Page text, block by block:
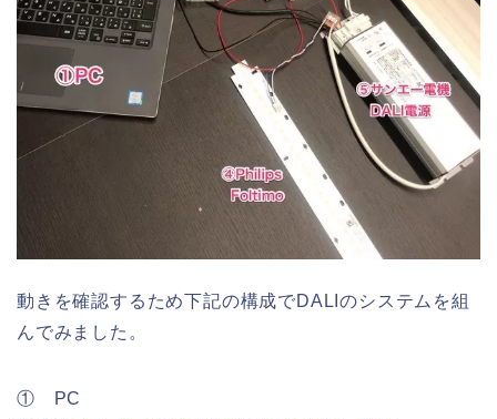
動きを確認するため下記の構成でDALIのシステムを組
んでみました。
① PC